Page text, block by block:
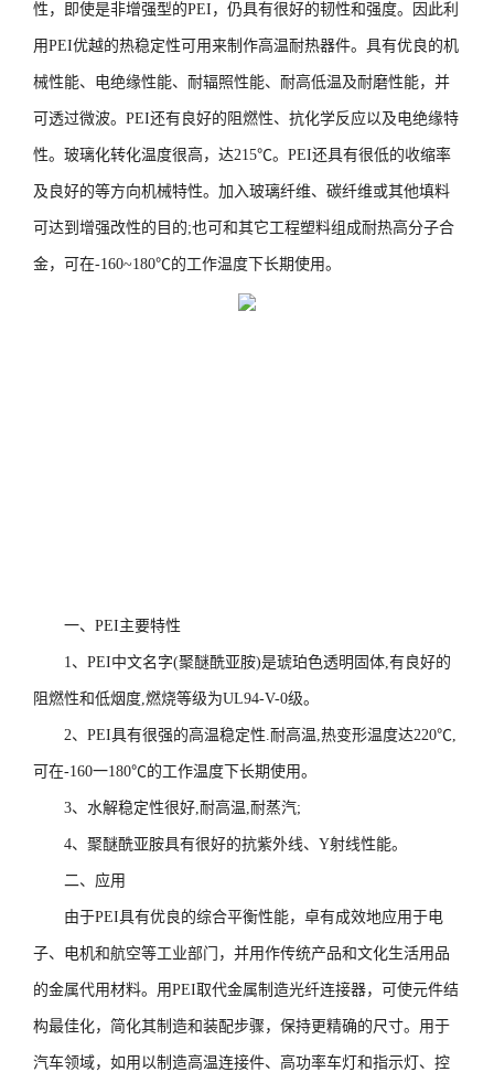
性，即使是非增强型的PEI，仍具有很好的韧性和强度。因此利
用PEI优越的热稳定性可用来制作高温耐热器件。具有优良的机
械性能、电绝缘性能、耐辐照性能、耐高低温及耐磨性能，并
可透过微波。PEI还有良好的阻燃性、抗化学反应以及电绝缘特
性。玻璃化转化温度很高，达215℃。PEI还具有很低的收缩率
及良好的等方向机械特性。加入玻璃纤维、碳纤维或其他填料
可达到增强改性的目的;也可和其它工程塑料组成耐热高分子合
金，可在-160~180℃的工作温度下长期使用。
一、PEI主要特性
1、PEI中文名字(聚醚酰亚胺)是琥珀色透明固体,有良好的
阻燃性和低烟度,燃烧等级为UL94-V-0级。
2、PEI具有很强的高温稳定性.耐高温,热变形温度达220℃,
可在-160一180℃的工作温度下长期使用。
3、水解稳定性很好,耐高温,耐蒸汽;
4、聚醚酰亚胺具有很好的抗紫外线、Y射线性能。
二、应用
由于PEI具有优良的综合平衡性能，卓有成效地应用于电
子、电机和航空等工业部门，并用作传统产品和文化生活用品
的金属代用材料。用PEI取代金属制造光纤连接器，可使元件结
构最佳化，简化其制造和装配步骤，保持更精确的尺寸。用于
汽车领域，如用以制造高温连接件、高功率车灯和指示灯、控